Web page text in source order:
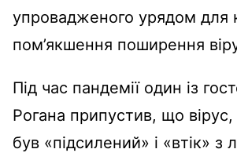
упровадженого урядом для
пом’якшення поширення
Під час пандемії один із
Рогана припустив, що
був «підсилений» і «втік» з